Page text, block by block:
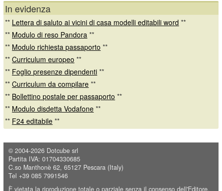
In evidenza
** Lettera di saluto ai vicini di casa modelli editabili word **
** Modulo di reso Pandora **
** Modulo richiesta passaporto **
**Curriculum europeo **
** Foglio presenze dipendenti **
**Curriculum da compilare **
** Bollettino postale per passaporto **
** Modulo disdetta Vodafone **
** F24 editabile **
© 2004-2026 Dotcube srl
Partita IVA: 01704330685
C.so Manthonè 62, 65127 Pescara (Italy)
Tel +39 085 7991546
È vietata la riproduzione totale o parziale senza il consenso dell'Editore.